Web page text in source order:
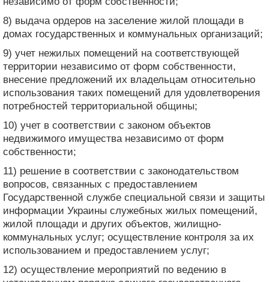
8) выдача ордеров на заселение жилой площади в
домах государственных и коммунальных организаций;
9) учет нежилых помещений на соответствующей
территории независимо от форм собственности,
внесение предложений их владельцам относительно
использования таких помещений для удовлетворения
потребностей территориальной общины;
10) учет в соответствии с законом объектов
недвижимого имущества независимо от форм
собственности;
11) решение в соответствии с законодательством
вопросов, связанных с предоставлением
Государственной службе специальной связи и защиты
информации Украины служебных жилых помещений,
жилой площади и других объектов, жилищно-
коммунальных услуг; осуществление контроля за их
использованием и предоставлением услуг;
12) осуществление мероприятий по ведению в